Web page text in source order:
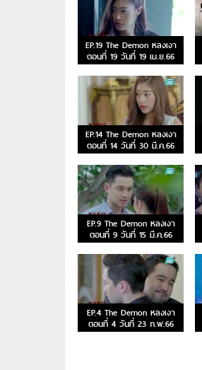
EP.19 The Demon หลงเงา
ตอนที่ 19 วันที่ 19 เม.ย.66
EP.14 The Demon หลงเงา
ตอนที่ 14 วันที่ 30 มี.ค.66
EP.9 The Demon หลงเงา
ตอนที่ 9 วันที่ 15 มี.ค.66
EP.4 The Demon หลงเงา
ตอนที่ 4 วันที่ 23 ก.พ.66